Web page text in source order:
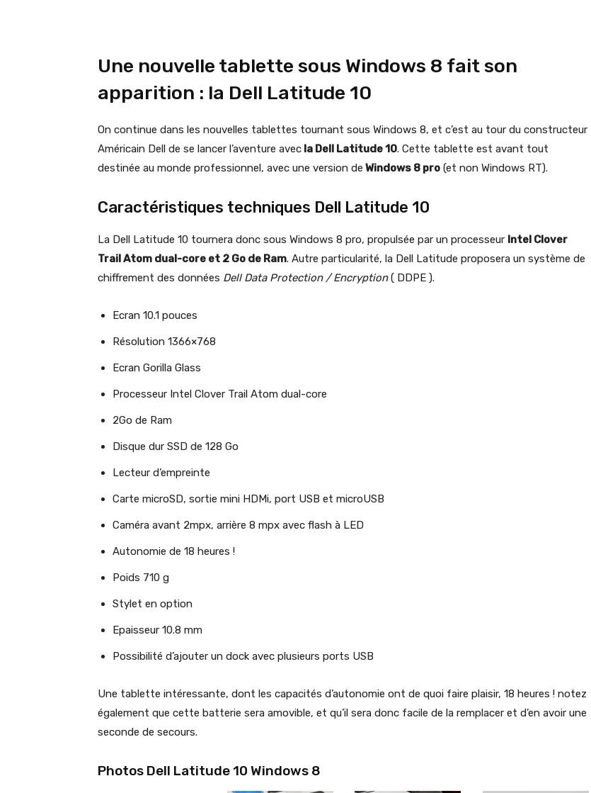
Une nouvelle tablette sous Windows 8 fait son
apparition : la Dell Latitude 10
On continue dans les nouvelles tablettes tournant sous Windows 8, et c’est au tour du constructeur
Américain Dell de se lancer l’aventure avec la Dell Latitude 10. Cette tablette est avant tout
destinée au monde professionnel, avec une version de Windows 8 pro (et non Windows RT).
Caractéristiques techniques Dell Latitude 10
La Dell Latitude 10 tournera donc sous Windows 8 pro, propulsée par un processeur Intel Clover
Trail Atom dual-core et 2 Go de Ram. Autre particularité, la Dell Latitude proposera un système de
chiffrement des données Dell Data Protection / Encryption( DDPE ).
Ecran 10.1 pouces
Résolution 1366×768
Ecran Gorilla Glass
Processeur Intel Clover Trail Atom dual-core
2Go de Ram
Disque dur SSD de 128 Go
Lecteur d’empreinte
Carte microSD, sortie mini HDMi, port USB et microUSB
Caméra avant 2mpx, arrière 8 mpx avec flash à LED
Autonomie de 18 heures !
Poids 710 g
Stylet en option
Epaisseur 10.8 mm
Possibilité d’ajouter un dock avec plusieurs ports USB
Une tablette intéressante, dont les capacités d’autonomie ont de quoi faire plaisir, 18 heures ! notez
également que cette batterie sera amovible, et qu’il sera donc facile de la remplacer et d’en avoir une
seconde de secours.
Photos Dell Latitude 10 Windows 8